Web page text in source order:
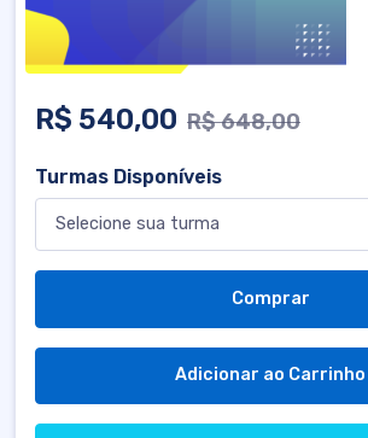
R$ 540,00 R$ 648,00
Turmas Disponíveis
Comprar
Adicionar ao Carrinho